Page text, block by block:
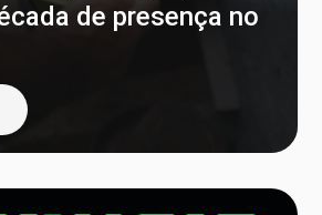
de presença no